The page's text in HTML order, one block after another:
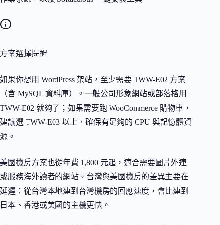
方案選擇提醒
如果你想用 WordPress 架站，至少需要 TWW-E02 方案
（含 MySQL 資料庫）。一般公司形象網站或部落格用
TWW-E02 就夠了；如果需要跑 WooCommerce 購物車，
建議選 TWW-E03 以上，確保有足夠的 CPU 與記憶體資
源。
美國機房方案也從年費 1,800 元起，適合需要圖片外連
或服務海外讀者的網站。台灣與美國機房的差異主要在
延遲：從台灣本地連到台灣機房的回應速度，會比連到
日本、香港或美國的主機更快。